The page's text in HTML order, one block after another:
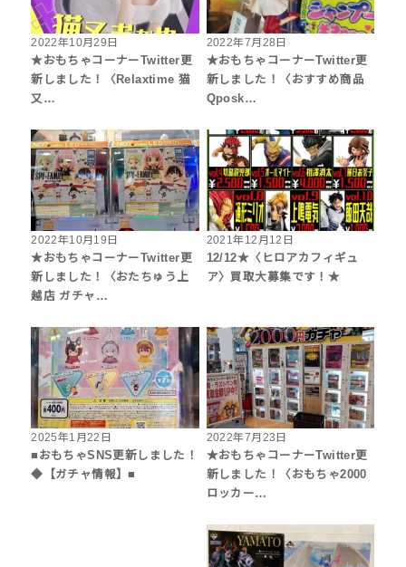
2022年10月29日
★おもちゃコーナーTwitter更
新しました！〈Relaxtime 猫
又…
2022年7月28日
★おもちゃコーナーTwitter更
新しました！〈おすすめ商品
Qposk…
2022年10月19日
★おもちゃコーナーTwitter更
新しました！〈おたちゅう上
越店 ガチャ…
2021年12月12日
12/12★〈ヒロアカフィギュ
ア〉買取大募集です！★
2025年1月22日
■おもちゃSNS更新しました！
◆【ガチャ情報】■
2022年7月23日
★おもちゃコーナーTwitter更
新しました！〈おもちゃ2000
ロッカー…